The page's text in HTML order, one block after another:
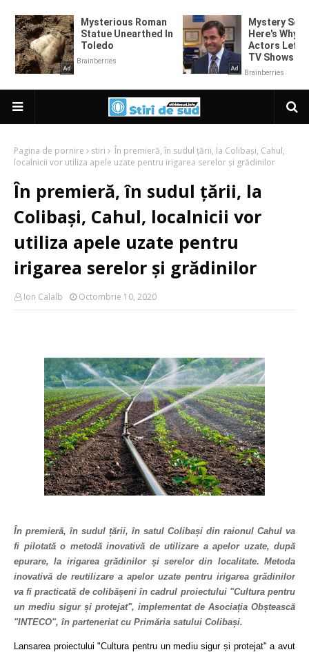
Pagina de pornire stiri
În premieră, în sudul țării, la Colibași, Cahul,
localnicii vor utiliza apele uzate pentru irigarea serelor și grădinilor
În premieră, în sudul țării, la
Colibași, Cahul, localnicii vor
utiliza apele uzate pentru
irigarea serelor și grădinilor
Ion Calalb Octombrie 10, 2020
În premieră, în sudul țării, în satul Colibași din raionul Cahul va
fi pilotată o metodă inovativă de utilizare a apelor uzate, după
epurare, la irigarea grădinilor și serelor din localitate. Metoda
inovativă de reutilizare a apelor uzate pentru irigarea grădinilor
va fi practicată de colibășeni în cadrul proiectului "Cultura pentru
un mediu sigur și protejat", implementat de Asociația Obștească
"INTECO", în parteneriat cu Primăria satului Colibași.
Lansarea proiectului "Cultura pentru un mediu sigur și protejat" a avut